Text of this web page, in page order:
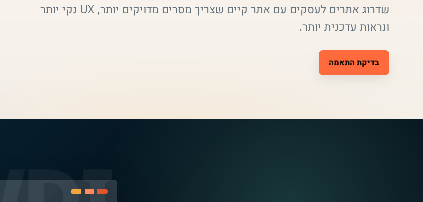
שדרוג אתרים לעסקים עם אתר קיים שצריך מסרים מדויקים יותר, UX נקי יותר
ונראות עדכנית יותר.
בדיקת התאמה